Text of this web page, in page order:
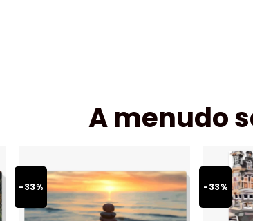
A menudo
-33% -33%